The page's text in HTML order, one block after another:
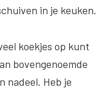
in je keuken.
koekjes op kunt
bovengenoemde
nadeel. Heb je